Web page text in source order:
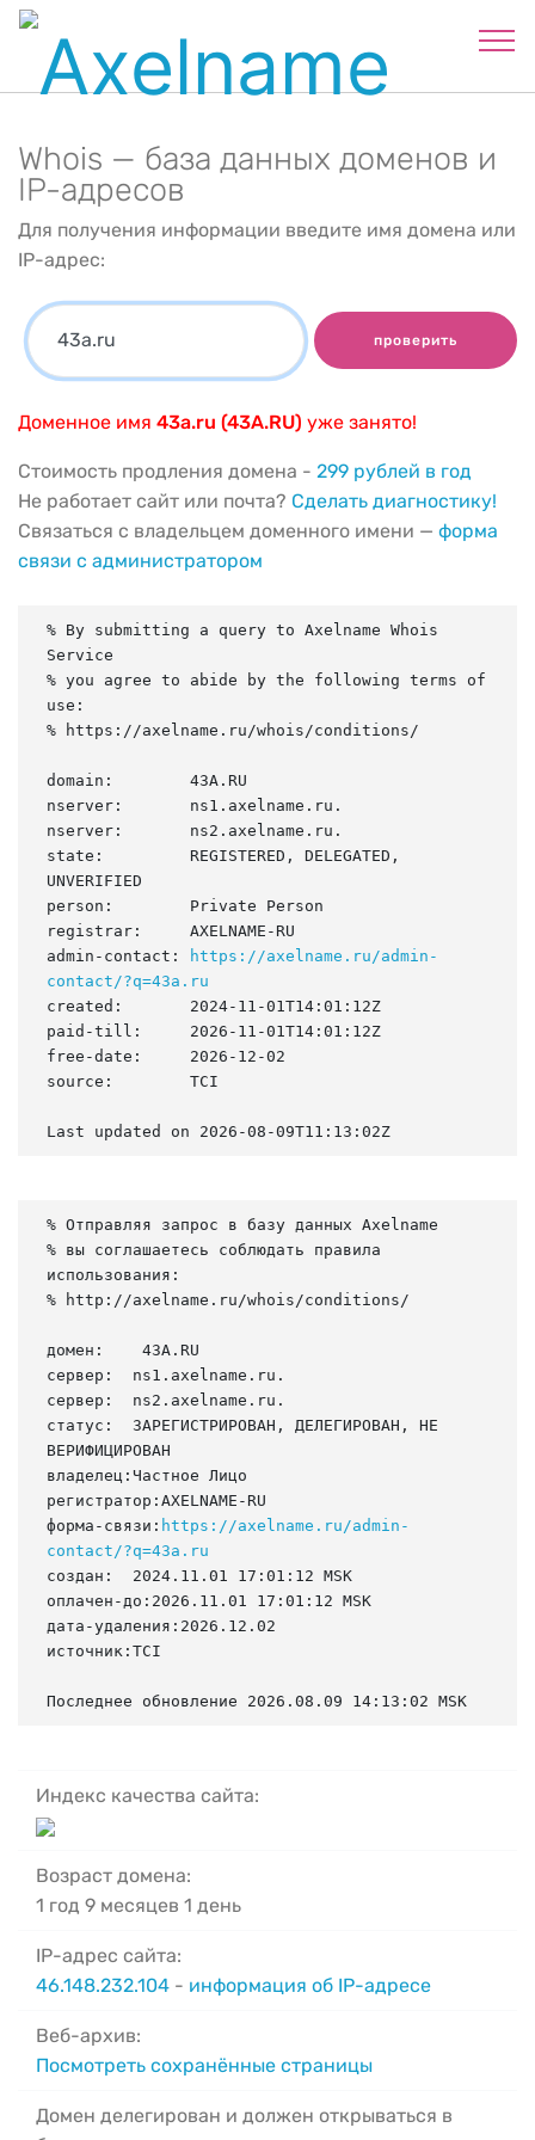
Whois — база данных доменов и
IP-адресов
Для получения информации введите имя домена или
IP-адрес:
проверить
Доменное имя 43a.ru (43A.RU) уже занято!
Стоимость продления домена - 299 рублей в год
Не работает сайт или почта? Сделать диагностику!
Связаться с владельцем доменного имени — форма
связи с администратором
% By submitting a query to Axelname Whois
Service
% you agree to abide by the following terms of
use:
% https://axelname.ru/whois/conditions/
domain:        43A.RU
nserver:       ns1.axelname.ru.
nserver:       ns2.axelname.ru.
state:         REGISTERED, DELEGATED,
UNVERIFIED
person:        Private Person
registrar:     AXELNAME-RU
admin-contact:
https://axelname.ru/admin-
contact/?q=43a.ru
created:       2024-11-01T14:01:12Z
paid-till:     2026-11-01T14:01:12Z
free-date:     2026-12-02
source:        TCI
Last updated on 2026-08-09T11:13:02Z
% Отправляя запрос в базу данных Axelname
% вы соглашаетесь соблюдать правила
использования:
% http://axelname.ru/whois/conditions/
домен:    43A.RU
сервер:  ns1.axelname.ru.
сервер:  ns2.axelname.ru.
статус:  ЗАРЕГИСТРИРОВАН, ДЕЛЕГИРОВАН, НЕ
ВЕРИФИЦИРОВАН
владелец:Частное Лицо
регистратор:AXELNAME-RU
форма-связи: https://axelname.ru/admin-
contact/?q=43a.ru
создан:  2024.11.01 17:01:12 MSK
оплачен-до:2026.11.01 17:01:12 MSK
дата-удаления:2026.12.02
источник:TCI
Последнее обновление 2026.08.09 14:13:02 MSK
Индекс качества сайта:
Возраст домена:
1 год 9 месяцев 1 день
IP-адрес сайта:
46.148.232.104 - информация об IP-адресе
Веб-архив:
Посмотреть сохранённые страницы
Домен делегирован и должен открываться в